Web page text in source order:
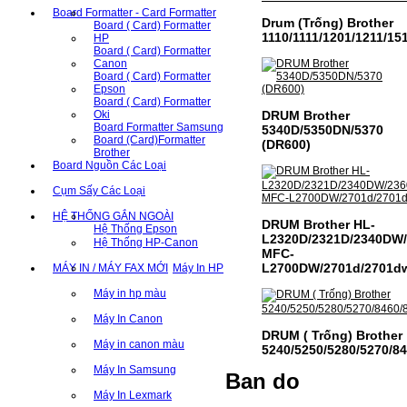
Board Formatter - Card Formatter
Board ( Card) Formatter
HP
Board ( Card) Formatter
Canon
Board ( Card) Formatter
Epson
Board ( Card) Formatter
Oki
Board Formatter Samsung
Board (Card)Formatter
Brother
Board Nguồn Các Loại
Cụm Sấy Các Loại
HỆ THỐNG GẮN NGOÀI
Hệ Thống Epson
Hệ Thống HP-Canon
MÁY IN / MÁY FAX MỚI Máy In HP
Máy in hp màu
Máy In Canon
Máy in canon màu
Máy In Samsung
Máy In Lexmark
Drum (Trống) Brother
1110/1111/1201/1211/
DRUM Brother
5340D/5350DN/5370
(DR600)
DRUM Brother HL-
L2320D/2321D/
MFC-
L2700DW/2701d/
DRUM ( Trống) Brother
5240/5250/5280/5270/
Ban do